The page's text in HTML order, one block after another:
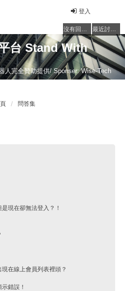
登入
沒有回覆的主題 最近討論的主題
台 Stand With
人完全贊助提供/ Sponser: Wise-Tech
問答集
現在卻無法登入？！
在線上會員列表裡頭？
錯誤！